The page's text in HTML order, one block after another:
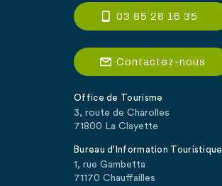
03 85 28 16 35
Contactez-nous
Office de Tourisme
3, route de Charolles
71800 La Clayette
Bureau d'Information Touristique
1, rue Gambetta
71170 Chauffailles